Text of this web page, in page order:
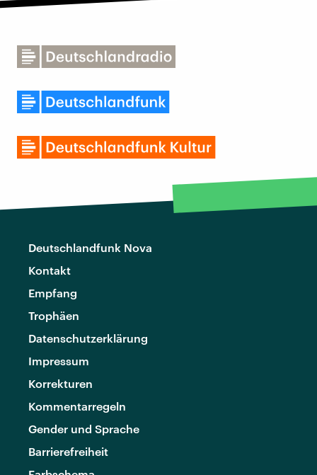
Deutschlandfunk Nova
Kontakt
Empfang
Trophäen
Datenschutzerklärung
Impressum
Korrekturen
Kommentarregeln
Gender und Sprache
Barrierefreiheit